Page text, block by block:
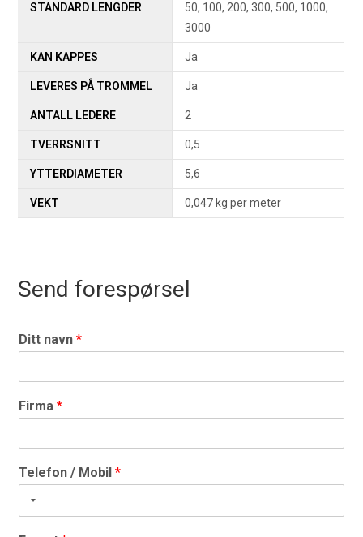
STANDARD LENGDER
50, 100, 200, 300, 500, 1000,
3000
KAN KAPPES Ja
LEVERES PÅ TROMMEL Ja
ANTALL LEDERE 2
TVERRSNITT 0,5
YTTERDIAMETER 5,6
VEKT 0,047 kg per meter
Send forespørsel
Ditt navn*
Firma*
Telefon / Mobil*